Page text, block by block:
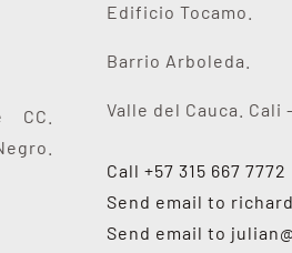
CC.
Edificio Tocamo.
Barrio Arboleda.
Valle del Cauca. Cali
Call +57 315 667 7772
Send email to
Send email to